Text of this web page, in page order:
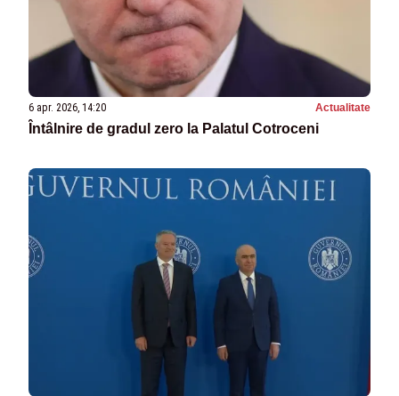
6 apr. 2026, 14:20 Actualitate
Întâlnire de gradul zero la Palatul Cotroceni